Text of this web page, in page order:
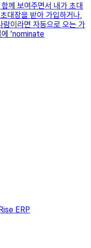
께 보여주면서 내가 초대
대장을 받아 가입하거나,
이라면 자동으로 오는 가
에 ‘nominate
Rise ERP